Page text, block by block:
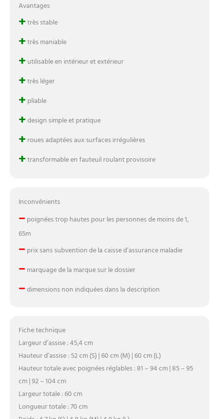
Avantages
+très stable
+très maniable
+ utilisable en intérieur et extérieur
+très léger
+ pliable
+design simple et pratique
+ roues adaptées aux surfaces irrégulières
+transformable en fauteuil roulant provisoire
Inconvénients
– poignées trop hautes pour les personnes de moins de 1,
65m
– prix sans subvention de la caisse d’assurance maladie
– marquage de la marque sur le dossier
–dimensions non indiquées dans la description
Fiche technique
Largeur d’assise : 45,4 cm
Hauteur d’assise : 52 cm (S) | 60 cm (M) | 60 cm (L)
Hauteur totale avec poignées réglables : 81 – 94 cm | 85 – 95
cm | 92 – 104 cm
Largeur totale : 60 cm
Longueur totale : 70 cm